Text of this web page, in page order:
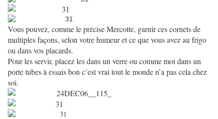
Vous pouvez, comme le précise Mercotte, garnir ces cornets de
multiples façons, selon votre humeur et ce que vous avez au frigo
ou dans vos placards.
Pour les servir, placez les dans un verre ou comme moi dans un
porte tubes à essais bon c’est vrai tout le monde n’a pas cela chez
soi.